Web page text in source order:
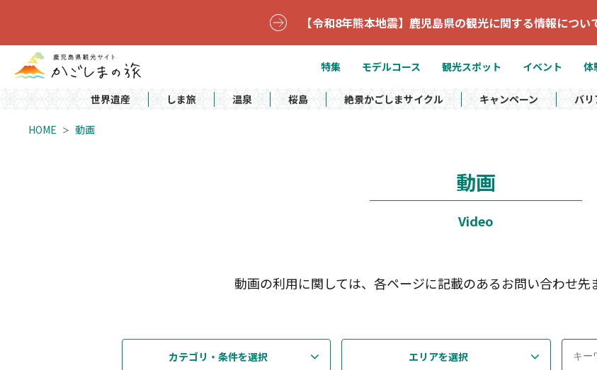
【令和8年熊本地震】鹿児島県の観光に関する情報につい
特集 モデルコース 観光スポット イベント 体
世界遺産 しま旅 温泉 桜島 絶景かごしまサイクル キャンペーン バ
HOME 動画
動画
Video
動画の利用に関しては、各ページに記載のあるお問い合わせ先
カテゴリ・条件を選択 エリアを選択